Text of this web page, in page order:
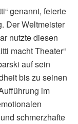
genannt, feierte
Der Weltmeister
nutzte diesen
macht Theater“
auf sein
bis zu seinen
im
schmerzhafte